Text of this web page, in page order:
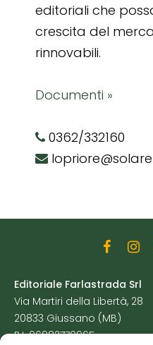
editoriali che
crescita del
rinnovabili.
Documenti »
0362/332160
Editoriale Farlastrada Srl
Via Martiri della Libertà, 28
20833 Giussano (MB)
P.I. 06982770965